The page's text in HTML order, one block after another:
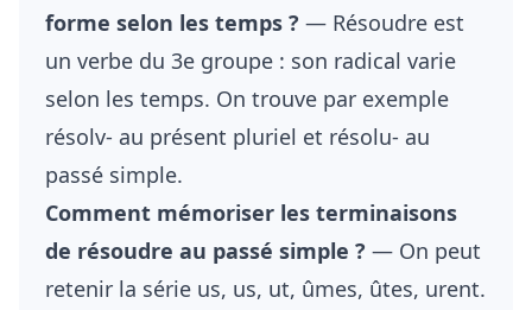
forme selon les temps ? — Résoudre est
un verbe du 3e groupe : son radical varie
selon les temps. On trouve par exemple
résolv- au présent pluriel et résolu- au
passé simple.
Comment mémoriser les terminaisons
de résoudre au passé simple ? — On peut
retenir la série us, us, ut, ûmes, ûtes, urent.